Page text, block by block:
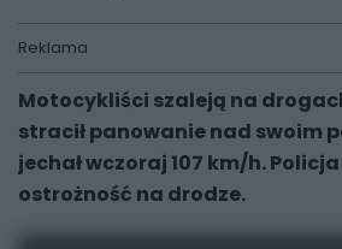
Reklama
Motocykliści szaleją na
stracił panowanie nad swoim
jechał wczoraj 107 km/h.
ostrożność na drodze.